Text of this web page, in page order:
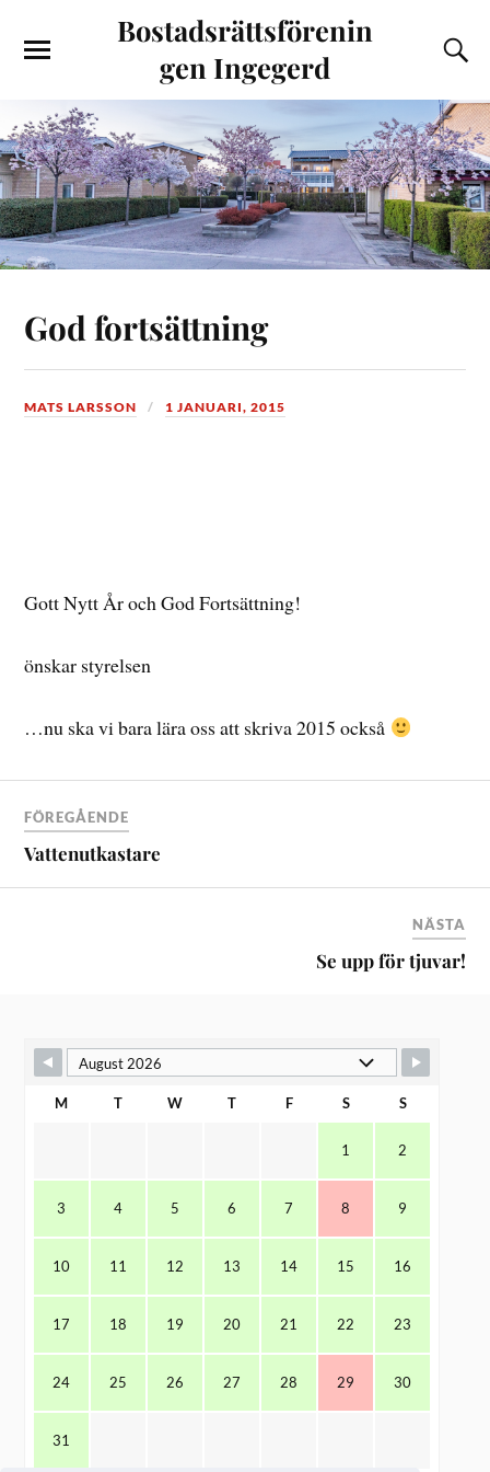
Bostadsrättsförenin
gen Ingegerd
God fortsättning
MATS LARSSON 1 JANUARI, 2015
Gott Nytt År och God Fortsättning!
önskar styrelsen
…nu ska vi bara lära oss att skriva 2015 också
FÖREGÅENDE
Vattenutkastare
NÄSTA
Se upp för tjuvar!
M T W T F S S
1 2
3 4 5 6 7 8 9
10 11 12 13 14 15 16
17 18 19 20 21 22 23
24 25 26 27 28 29 30
31